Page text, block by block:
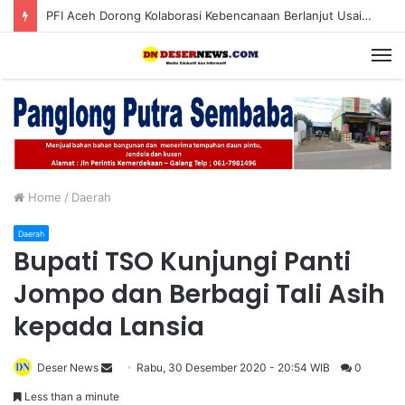
PFI Aceh Dorong Kolaborasi Kebencanaan Berlanjut Usai Pameran “Prahara Pulau Emas”
Home / Daerah
Daerah
Bupati TSO Kunjungi Panti
Jompo dan Berbagi Tali Asih
kepada Lansia
Deser News Rabu, 30 Desember 2020 - 20:54 WIB 0
Less than a minute